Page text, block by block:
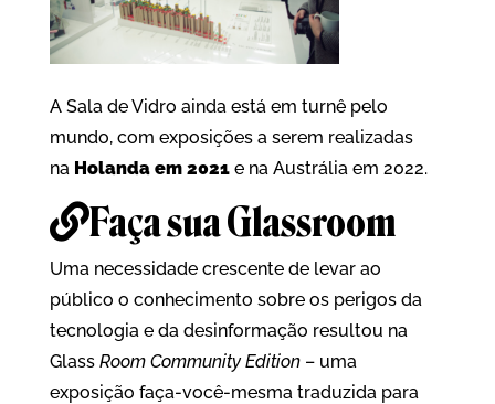
A Sala de Vidro ainda está em turnê pelo
mundo, com exposições a serem realizadas
na Holanda em 2021e na Austrália em 2022.
Faça sua Glassroom
Uma necessidade crescente de levar ao
público o conhecimento sobre os perigos da
tecnologia e da desinformação resultou na
Glass Room Community Edition– uma
exposição faça-você-mesma traduzida para